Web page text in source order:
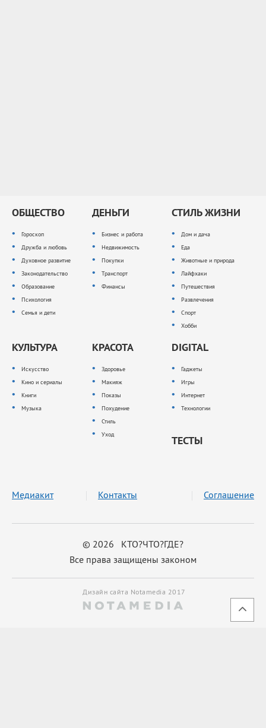
ОБЩЕСТВО
Гороскоп
Дружба и любовь
Духовное развитие
Законодательство
Образование
Психология
Семья и дети
ДЕНЬГИ
Бизнес и работа
Недвижимость
Покупки
Транспорт
Финансы
СТИЛЬ ЖИЗНИ
Дом и дача
Еда
Животные и природа
Лайфхаки
Путешествия
Развлечения
Спорт
Хобби
КУЛЬТУРА
Искусство
Кино и сериалы
Книги
Музыка
КРАСОТА
Здоровье
Макияж
Показы
Похудение
Стиль
Уход
DIGITAL
Гаджеты
Игры
Интернет
Технологии
ТЕСТЫ
© 2026 КТО?ЧТО?ГДЕ?
Все права защищены законом
Медиакит Контакты Соглашение
Дизайн сайта Notamedia 2017